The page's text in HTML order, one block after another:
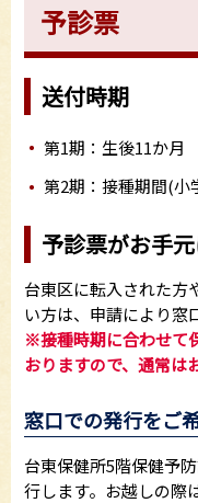
予診票
送付時期
第1期：生後11か月
第2期：接種期間(小
予診票がお手
台東区に転入された方
い方は、申請により窓
※接種時期に合わせて
おりますので、通常は
窓口での発行をご
台東保健所5階保健予
行します。お越しの際